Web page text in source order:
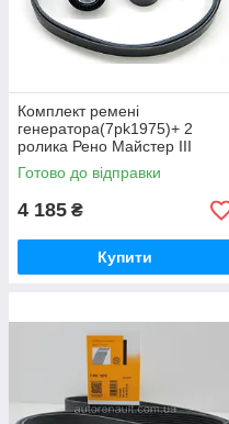
Комплект ремені
генератора(7pk1975)+ 2
ролика Рено Майстер III
(+АС)10-> 2.3 dCi — Renault
(Оригінал)
Готово до відправки
4 185 ₴
Купити